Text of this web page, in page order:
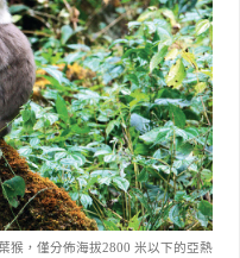
猴，僅分佈海拔2800 米以下的亞熱